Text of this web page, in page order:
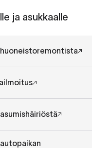
ja asukkaalle